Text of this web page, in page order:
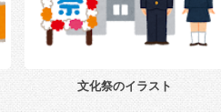
文化祭のイラスト